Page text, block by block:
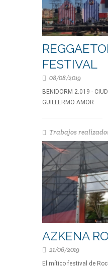
FESTIVAL
08/08/2019
BENIDORM 2.019 -
GUILLERMO AMOR
Trabajos
AZKENA
21/06/2019
El mítico festival de